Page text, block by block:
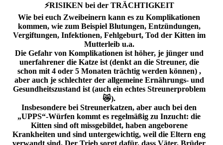
⚡️RISIKEN bei der TRÄCHTIGKEIT
Wie bei euch Zweibeinern kann es zu Komplikationen
kommen, wie zum Beispiel Blutungen, Entzündungen,
Vergiftungen, Infektionen, Fehlgeburt, Tod der Kitten im
Mutterleib u.a.
Die Gefahr von Komplikationen ist höher, je jünger und
unerfahrener die Katze ist (denkt an die Streuner, die
schon mit 4 oder 5 Monaten trächtig werden können) ,
aber auch je schlechter der allgemeine Ernährungs- und
Gesundheitszustand ist (auch ein echtes Streunerproblem
😿).
Insbesondere bei Streunerkatzen, aber auch bei den
„UPPS“-Würfen kommt es regelmäßig zu Inzucht: die
Kitten sind oft missgebildet, haben angeborene
Krankheiten und sind untergewichtig, weil die Eltern eng